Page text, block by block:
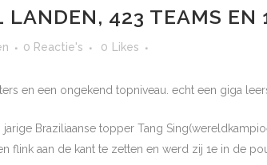
LANDEN, 423 TEAMS EN
0 Reactie's 0 Likes
en een ongekend topniveau. echt een giga
Braziliaanse topper Tang
flink aan de kant te zetten en werd zij 1e in de